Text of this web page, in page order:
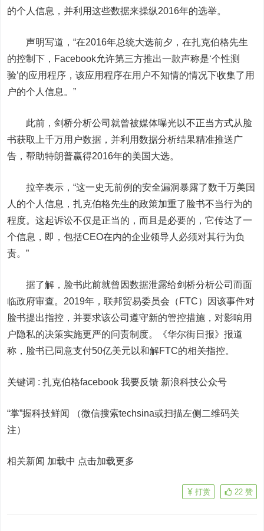
的个人信息，并利用这些数据来操纵2016年的选举。
声明写道，“在2016年总统大选前夕，在扎克伯格先生
的控制下，Facebook允许第三方推出一款声称是‘个性测
验’的应用程序，该应用程序在用户不知情的情况下收集了用
户的个人信息。”
此前，剑桥分析公司就曾被媒体曝光以不正当方式从脸
书获取上千万用户数据，并利用数据分析结果精准推送广
告，帮助特朗普赢得2016年的美国大选。
拉辛表示，“这一史无前例的安全漏洞暴露了数千万美国
人的个人信息，扎克伯格先生的政策加重了脸书不当行为的
程度。这起诉讼不仅是正当的，而且是必要的，它传达了一
个信息，即，包括CEO在内的企业领导人必须对其行为负
责。”
据了解，脸书此前就曾因数据泄露给剑桥分析公司而面
临政府审查。2019年，联邦贸易委员会（FTC）因该事件对
脸书提出指控，并要求该公司遵守新的管控措施，对影响用
户隐私的决策实施更严的问责制度。《华尔街日报》报道
称，脸书已同意支付50亿美元以和解FTC的相关指控。
关键词 :扎克伯格facebook 我要反馈 新浪科技公众号
“掌”握科技鲜闻 （微信搜索techsina或扫描左侧二维码关
注）
相关新闻 加载中 点击加载更多
22 赞
打赏